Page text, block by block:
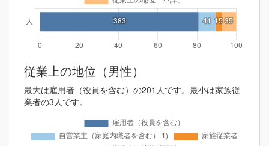
従業上の地位（男性）
最大は雇用者（役員を含む）の201人です。最小は家族従
業者の3人です。